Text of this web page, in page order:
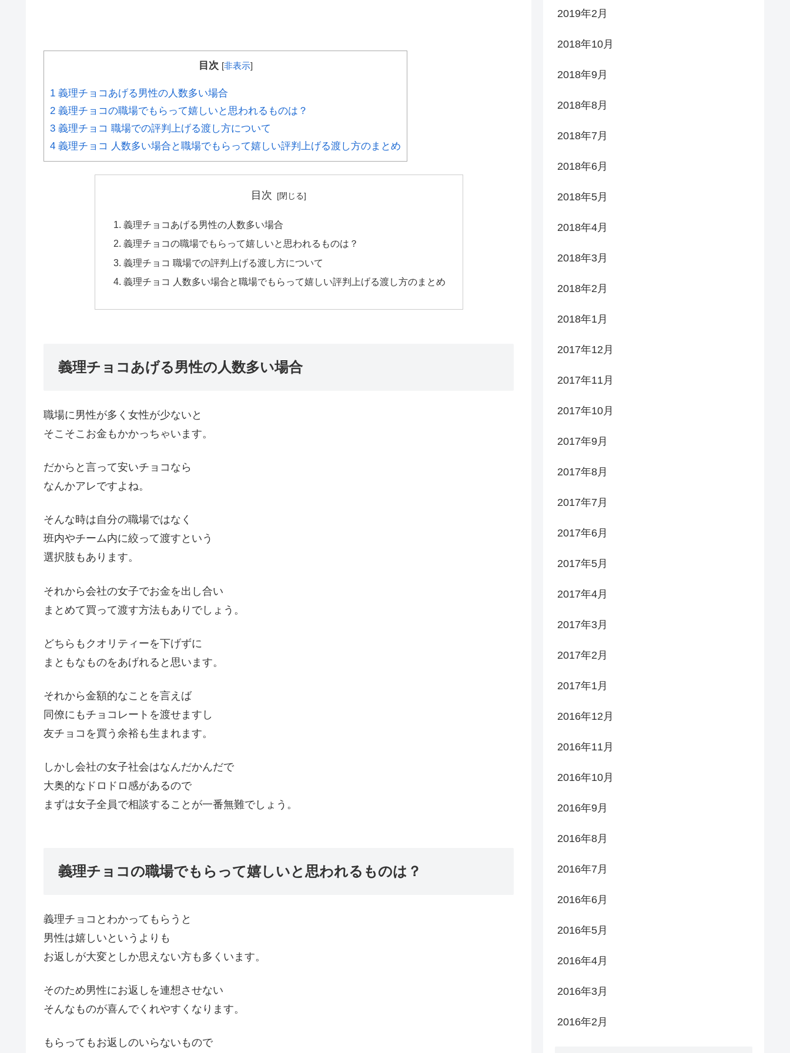
目次 [非表示]
1 義理チョコあげる男性の人数多い場合
2 義理チョコの職場でもらって嬉しいと思われるものは？
3 義理チョコ 職場での評判上げる渡し方について
4 義理チョコ 人数多い場合と職場でもらって嬉しい評判上げる渡し方のまとめ
目次
義理チョコあげる男性の人数多い場合
義理チョコの職場でもらって嬉しいと思われるものは？
義理チョコ 職場での評判上げる渡し方について
義理チョコ 人数多い場合と職場でもらって嬉しい評判上げる渡し方のまとめ
義理チョコあげる男性の人数多い場合
職場に男性が多く女性が少ないと
そこそこお金もかかっちゃいます。
だからと言って安いチョコなら
なんかアレですよね。
そんな時は自分の職場ではなく
班内やチーム内に絞って渡すという
選択肢もあります。
それから会社の女子でお金を出し合い
まとめて買って渡す方法もありでしょう。
どちらもクオリティーを下げずに
まともなものをあげれると思います。
それから金額的なことを言えば
同僚にもチョコレートを渡せますし
友チョコを買う余裕も生まれます。
しかし会社の女子社会はなんだかんだで
大奥的なドロドロ感があるので
まずは女子全員で相談することが一番無難でしょう。
義理チョコの職場でもらって嬉しいと思われるものは？
義理チョコとわかってもらうと
男性は嬉しいというよりも
お返しが大変としか思えない方も多くいます。
そのため男性にお返しを連想させない
そんなものが喜んでくれやすくなります。
もらってもお返しのいらないもので
2019年2月
2018年10月
2018年9月
2018年8月
2018年7月
2018年6月
2018年5月
2018年4月
2018年3月
2018年2月
2018年1月
2017年12月
2017年11月
2017年10月
2017年9月
2017年8月
2017年7月
2017年6月
2017年5月
2017年4月
2017年3月
2017年2月
2017年1月
2016年12月
2016年11月
2016年10月
2016年9月
2016年8月
2016年7月
2016年6月
2016年5月
2016年4月
2016年3月
2016年2月